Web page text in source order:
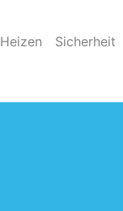
Heizen Sicherheit